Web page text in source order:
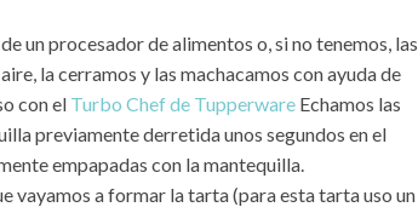
un procesador de alimentos o, si no tenemos, las
la cerramos y las machacamos con ayuda de
con el Turbo Chef de Tupperware Echamos las
previamente derretida unos segundos en el
empapadas con la mantequilla.
vayamos a formar la tarta (para esta tarta uso un